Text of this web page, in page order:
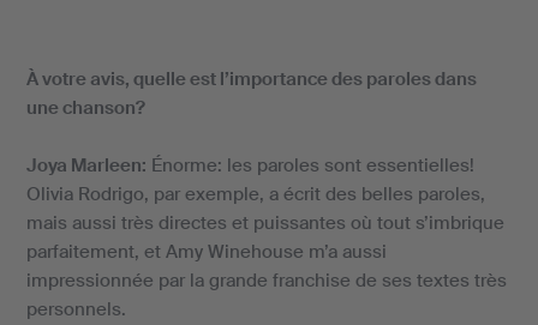
À votre avis, quelle est l’importance des paroles dans
une chanson?
Joya Marleen: Énorme: les paroles sont essentielles!
Olivia Rodrigo, par exemple, a écrit des belles paroles,
mais aussi très directes et puissantes où tout s’imbrique
parfaitement, et Amy Winehouse m’a aussi
impressionnée par la grande franchise de ses textes très
personnels.